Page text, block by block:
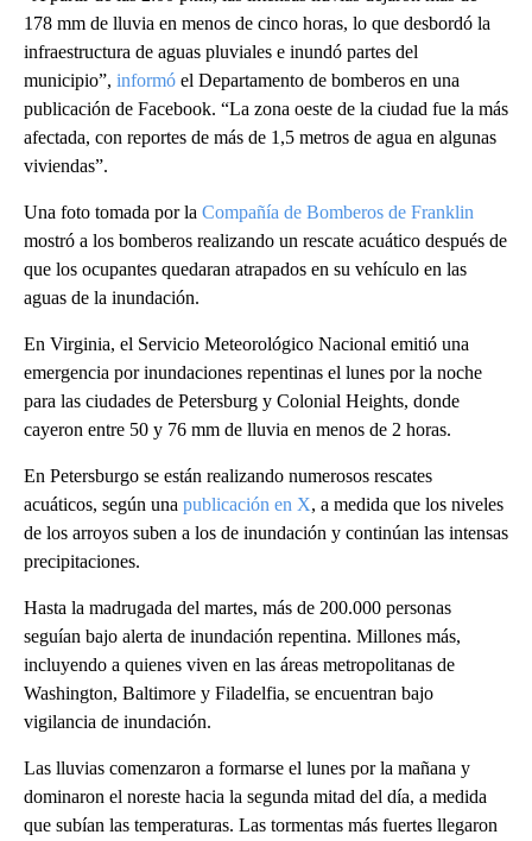
178 mm de lluvia en menos de cinco horas, lo que desbordó la
infraestructura de aguas pluviales e inundó partes del
municipio”, informó el Departamento de bomberos en una
publicación de Facebook. “La zona oeste de la ciudad fue la más
afectada, con reportes de más de 1,5 metros de agua en algunas
viviendas”.
Una foto tomada por la Compañía de Bomberos de Franklin
mostró a los bomberos realizando un rescate acuático después de
que los ocupantes quedaran atrapados en su vehículo en las
aguas de la inundación.
En Virginia, el Servicio Meteorológico Nacional emitió una
emergencia por inundaciones repentinas el lunes por la noche
para las ciudades de Petersburg y Colonial Heights, donde
cayeron entre 50 y 76 mm de lluvia en menos de 2 horas.
En Petersburgo se están realizando numerosos rescates
acuáticos, según una publicación en X, a medida que los niveles
de los arroyos suben a los de inundación y continúan las intensas
precipitaciones.
Hasta la madrugada del martes, más de 200.000 personas
seguían bajo alerta de inundación repentina. Millones más,
incluyendo a quienes viven en las áreas metropolitanas de
Washington, Baltimore y Filadelfia, se encuentran bajo
vigilancia de inundación.
Las lluvias comenzaron a formarse el lunes por la mañana y
dominaron el noreste hacia la segunda mitad del día, a medida
que subían las temperaturas. Las tormentas más fuertes llegaron